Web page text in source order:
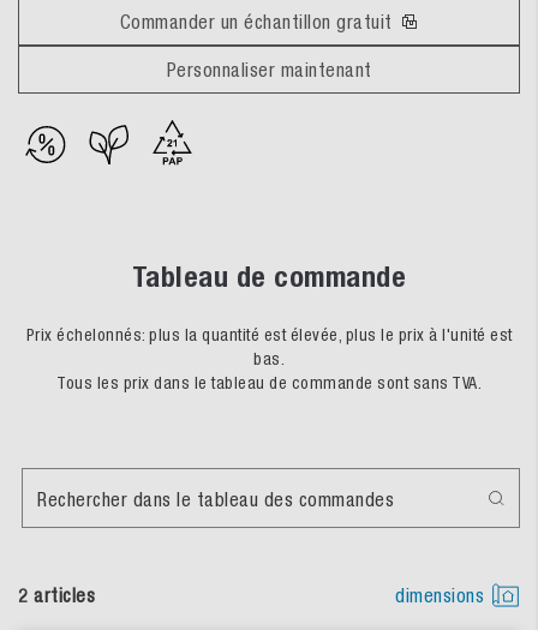
Commander un échantillon gratuit
Personnaliser maintenant
Tableau de commande
Prix échelonnés: plus la quantité est élevée, plus le prix à l'unité est
bas.
Tous les prix dans le tableau de commande sont sans TVA.
2 articles dimensions
Rechercher dans le tableau des commandes